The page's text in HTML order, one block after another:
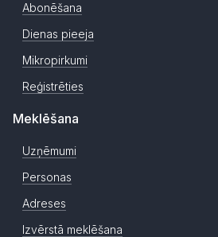
Abonēšana
Dienas pieeja
Mikropirkumi
Reģistrēties
Meklēšana
Uzņēmumi
Personas
Adreses
Izvērstā meklēšana